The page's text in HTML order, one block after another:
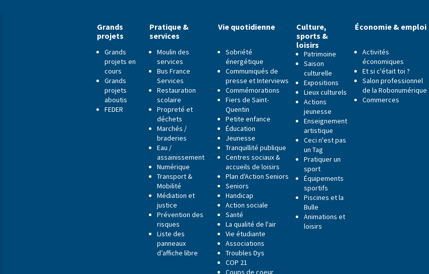
Grands
projets
Grands
projets en
cours
Grands
projets
aboutis
FEDER
Pratique &
services
Moulin des
services
Bus France
Services
Restauration
scolaire
Propreté et
déchets
Marchés /
braderies
Eau /
assainissement
Numérique
Transport &
Mobilité
Médiation et
justice
Prévention des
risques
Liste des
panneaux
d’affiche libre
Vie quotidienne
Sobriété
énergétique
Communiqués de
presse et Interviews
Commémorations
Fiers de Saint-
Quentin
Petite enfance
Éducation
Jeunesse
Tranquillité publique
Centres sociaux &
accueils de loisirs
Plan d'Action Seniors
Seniors
Handicap
Action sociale
Santé
La qualité de l'air
Vie étudiante
Associations
Troubles Dys
COP 21
Coups de coeur
Culture,
sports &
loisirs
Patrimoine
Saison
culturelle
Expositions
Lieux culturels
Actions
jeunesse
Enseignement
artistique
Ceci n'est pas
un Tag
Pratiquer un
sport
Équipements
sportifs
Piscines et la
Bulle
Animations et
loisirs
Économie & emploi
Activités
économiques
Et si c'était toi ?
Salon professionnel
de la Robonumérique
Commerces